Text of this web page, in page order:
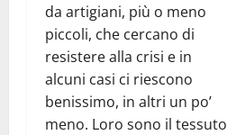
da artigiani, più o meno
piccoli, che cercano di
resistere alla crisi e in
alcuni casi ci riescono
benissimo, in altri un po’
meno. Loro sono il tessuto